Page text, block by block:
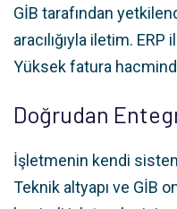
GİB tarafından
aracılığıyla iletim.
Yüksek fatura
Doğrudan
İşletmenin kendi
Teknik altyapı ve GİB